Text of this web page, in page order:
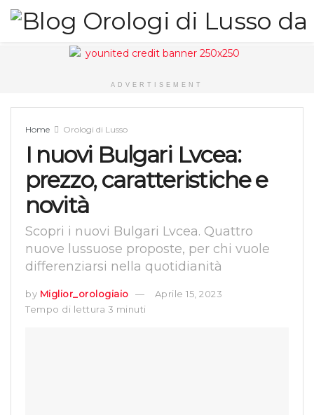
ADVERTISEMENT
Home Orologi di Lusso
I nuovi Bulgari Lvcea:
prezzo, caratteristiche e
novità
Scopri i nuovi Bulgari Lvcea. Quattro
nuove lussuose proposte, per chi vuole
differenziarsi nella quotidianità
by Miglior_orologiaio
Aprile 15, 2023
Tempo di lettura 3 minuti